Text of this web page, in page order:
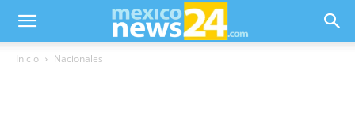
Inicio Nacionales